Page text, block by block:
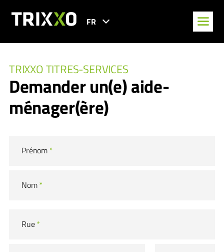
FR
TRIXXO TITRES-SERVICES
Demander un(e) aide-
ménager(ère)
Prénom *
Nom*
Rue*